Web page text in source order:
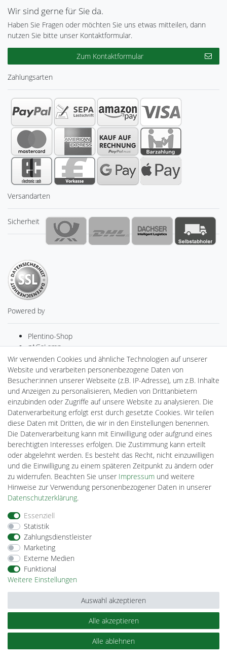
Wir sind gerne für Sie da.
Haben Sie Fragen oder möchten Sie uns etwas mitteilen, dann
nutzen Sie bitte unser Kontaktformular.
Zum Kontaktformular
Zahlungsarten
Versandarten
Sicherheit
Powered by
Plentino-Shop
gAGaLamp
Drohnenstore24
MeinUSB
Batteriespeicher
PlentiSolar
Gebrauchtlicht
Ledkauf
DEYESOLAR
Lightech Connect
CardanLight Europe
FORTIMO LEDs
Cardanlight-Shop
Wallbox24
Impressum
Barrierefreiheitserklärung
© Copyright 2026 | Alle Rechte vorbehalten.
Wir verwenden Cookies und ähnliche Technologien auf unserer
Website und verarbeiten personenbezogene Daten von
Besucher:innen unserer Webseite (z.B. IP-Adresse), um z.B. Inhalte
und Anzeigen zu personalisieren, Medien von Drittanbietern
einzubinden oder Zugriffe auf unsere Website zu analysieren. Die
Datenverarbeitung erfolgt erst durch gesetzte Cookies. Wir teilen
diese Daten mit Dritten, die wir in den Einstellungen benennen.
Die Datenverarbeitung kann mit Einwilligung oder aufgrund eines
berechtigten Interesses erfolgen. Die Zustimmung kann erteilt
oder abgelehnt werden. Es besteht das Recht, nicht einzuwilligen
und die Einwilligung zu einem späteren Zeitpunkt zu ändern oder
zu widerrufen. Beachten Sie unser Impressum und weitere
Hinweise zur Verwendung personenbezogener Daten in unserer
Daten­schutz­erklärung.
Essenziell
Statistik
Zahlungsdienstleister
Marketing
Externe Medien
Funktional
Weitere Einstellungen
Alle akzeptieren
Alle ablehnen
Auswahl akzeptieren